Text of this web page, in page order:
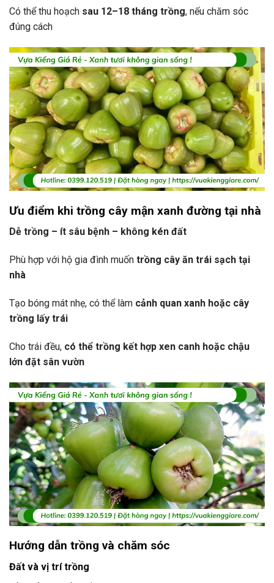
Có thể thu hoạch sau 12–18 tháng trồng, nếu chăm sóc
đúng cách
Ưu điểm khi trồng cây mận xanh đường tại nhà
Dễ trồng – ít sâu bệnh – không kén đất
Phù hợp với hộ gia đình muốn trồng cây ăn trái sạch tại
nhà
Tạo bóng mát nhẹ, có thể làm cảnh quan xanh hoặc cây
trồng lấy trái
Cho trái đều, có thể trồng kết hợp xen canh hoặc chậu
lớn đặt sân vườn
Hướng dẫn trồng và chăm sóc
Đất và vị trí trồng